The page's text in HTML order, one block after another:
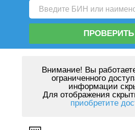
ПРОВЕРИТЬ
Внимание! Вы
ограниченного
информации
Для отображения
приобретите